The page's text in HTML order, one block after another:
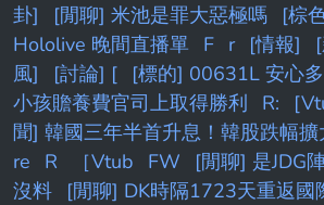
卦]
[閒聊] 米池是罪大惡極嗎 [棕色
Hololive 晚間直播單 F r [情報]
風]
[討論] [ [標的] 00631L 安心多
小孩贍養費官司上取得勝利
R:
聞] 韓國三年半首升息！韓股跌幅擴
re
R ［Vtub FW
[閒聊] 是JDG
沒料
[閒聊] DK時隔1723天重返國